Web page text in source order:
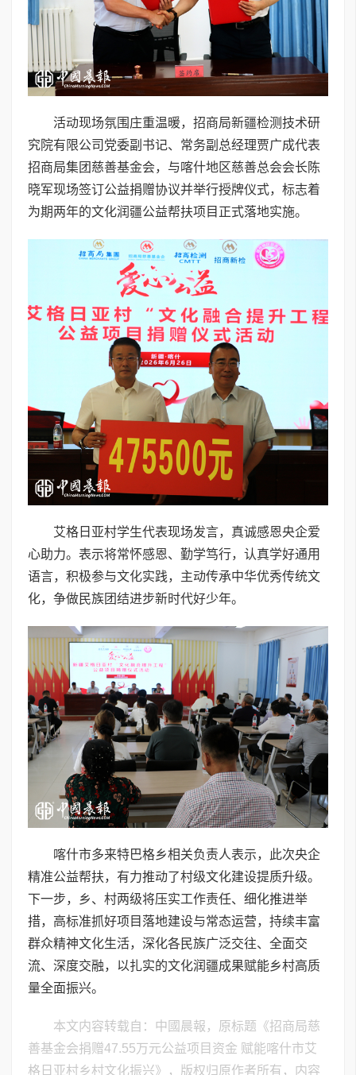
活动现场氛围庄重温暖，招商局新疆检测技术研
究院有限公司党委副书记、常务副总经理贾广成代表
招商局集团慈善基金会，与喀什地区慈善总会会长陈
晓军现场签订公益捐赠协议并举行授牌仪式，标志着
为期两年的文化润疆公益帮扶项目正式落地实施。
艾格日亚村学生代表现场发言，真诚感恩央企爱
心助力。表示将常怀感恩、勤学笃行，认真学好通用
语言，积极参与文化实践，主动传承中华优秀传统文
化，争做民族团结进步新时代好少年。
喀什市多来特巴格乡相关负责人表示，此次央企
精准公益帮扶，有力推动了村级文化建设提质升级。
下一步，乡、村两级将压实工作责任、细化推进举
措，高标准抓好项目落地建设与常态运营，持续丰富
群众精神文化生活，深化各民族广泛交往、全面交
流、深度交融，以扎实的文化润疆成果赋能乡村高质
量全面振兴。
本文内容转载自：中國晨報，原标题《招商局慈
善基金会捐赠47.55万元公益项目资金 赋能喀什市艾
格日亚村乡村文化振兴》，版权归原作者所有，内容